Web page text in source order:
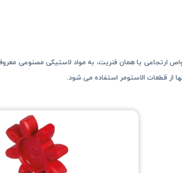
ارتجاعی یا همان فنریت، به مواد لاستیکی مصنوعی
قطعات الاستومر استفاده می شود.